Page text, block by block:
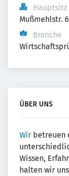
Hauptsitz
Mußmehlstr.
Branche
ÜBER UNS
Wir betreuen
Wissen,
halten wir